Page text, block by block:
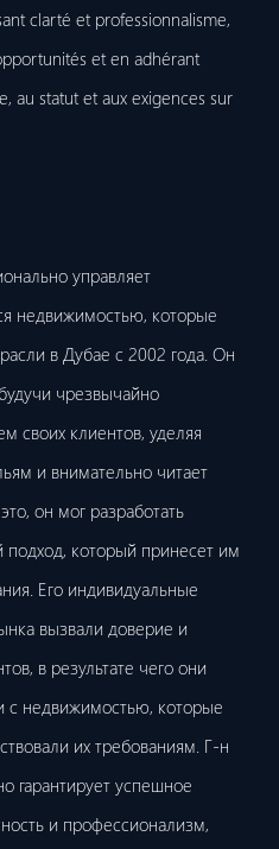
clarté et professionnalisme,
et en adhérant
au statut et aux exigences sur
управляет
недвижимостью, которые
в Дубае с 2002 года. Он
чрезвычайно
клиентов, уделяя
и внимательно читает
он мог разработать
который принесет им
Его индивидуальные
вызвали доверие и
в результате чего они
недвижимостью, которые
их требованиям. Г-н
гарантирует успешное
и профессионализм,